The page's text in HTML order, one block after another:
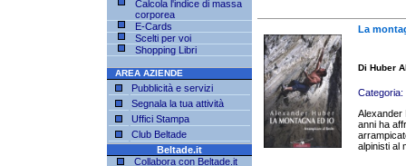
Calcola l'indice di massa
corporea
E-Cards
Scelti per voi
Shopping Libri
AREA AZIENDE
Pubblicità e servizi
Segnala la tua attività
Uffici Stampa
Club Beltade
Beltade.it
Collabora con Beltade.it
La
Di Huber
Categoria:
Alexander
anni ha
alpinisti al